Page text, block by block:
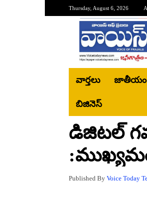
Thursday, August 6, 2026
వార్తలు జాతీయం
బిజినెస్‌
డిజిటల్
Published By Voice Today